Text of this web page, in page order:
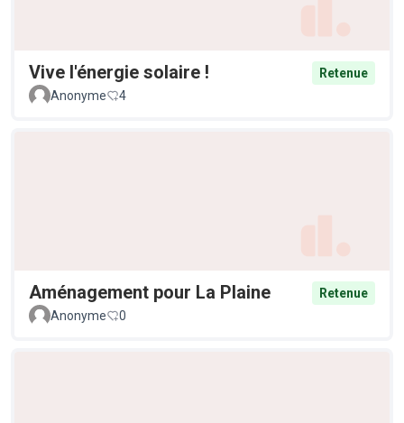
Vive l'énergie solaire !
Retenue
Anonyme
4
Aménagement pour La Plaine
Retenue
Anonyme
0